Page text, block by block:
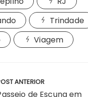
Trindade
Viagem
ANTERIOR
de Escuna em